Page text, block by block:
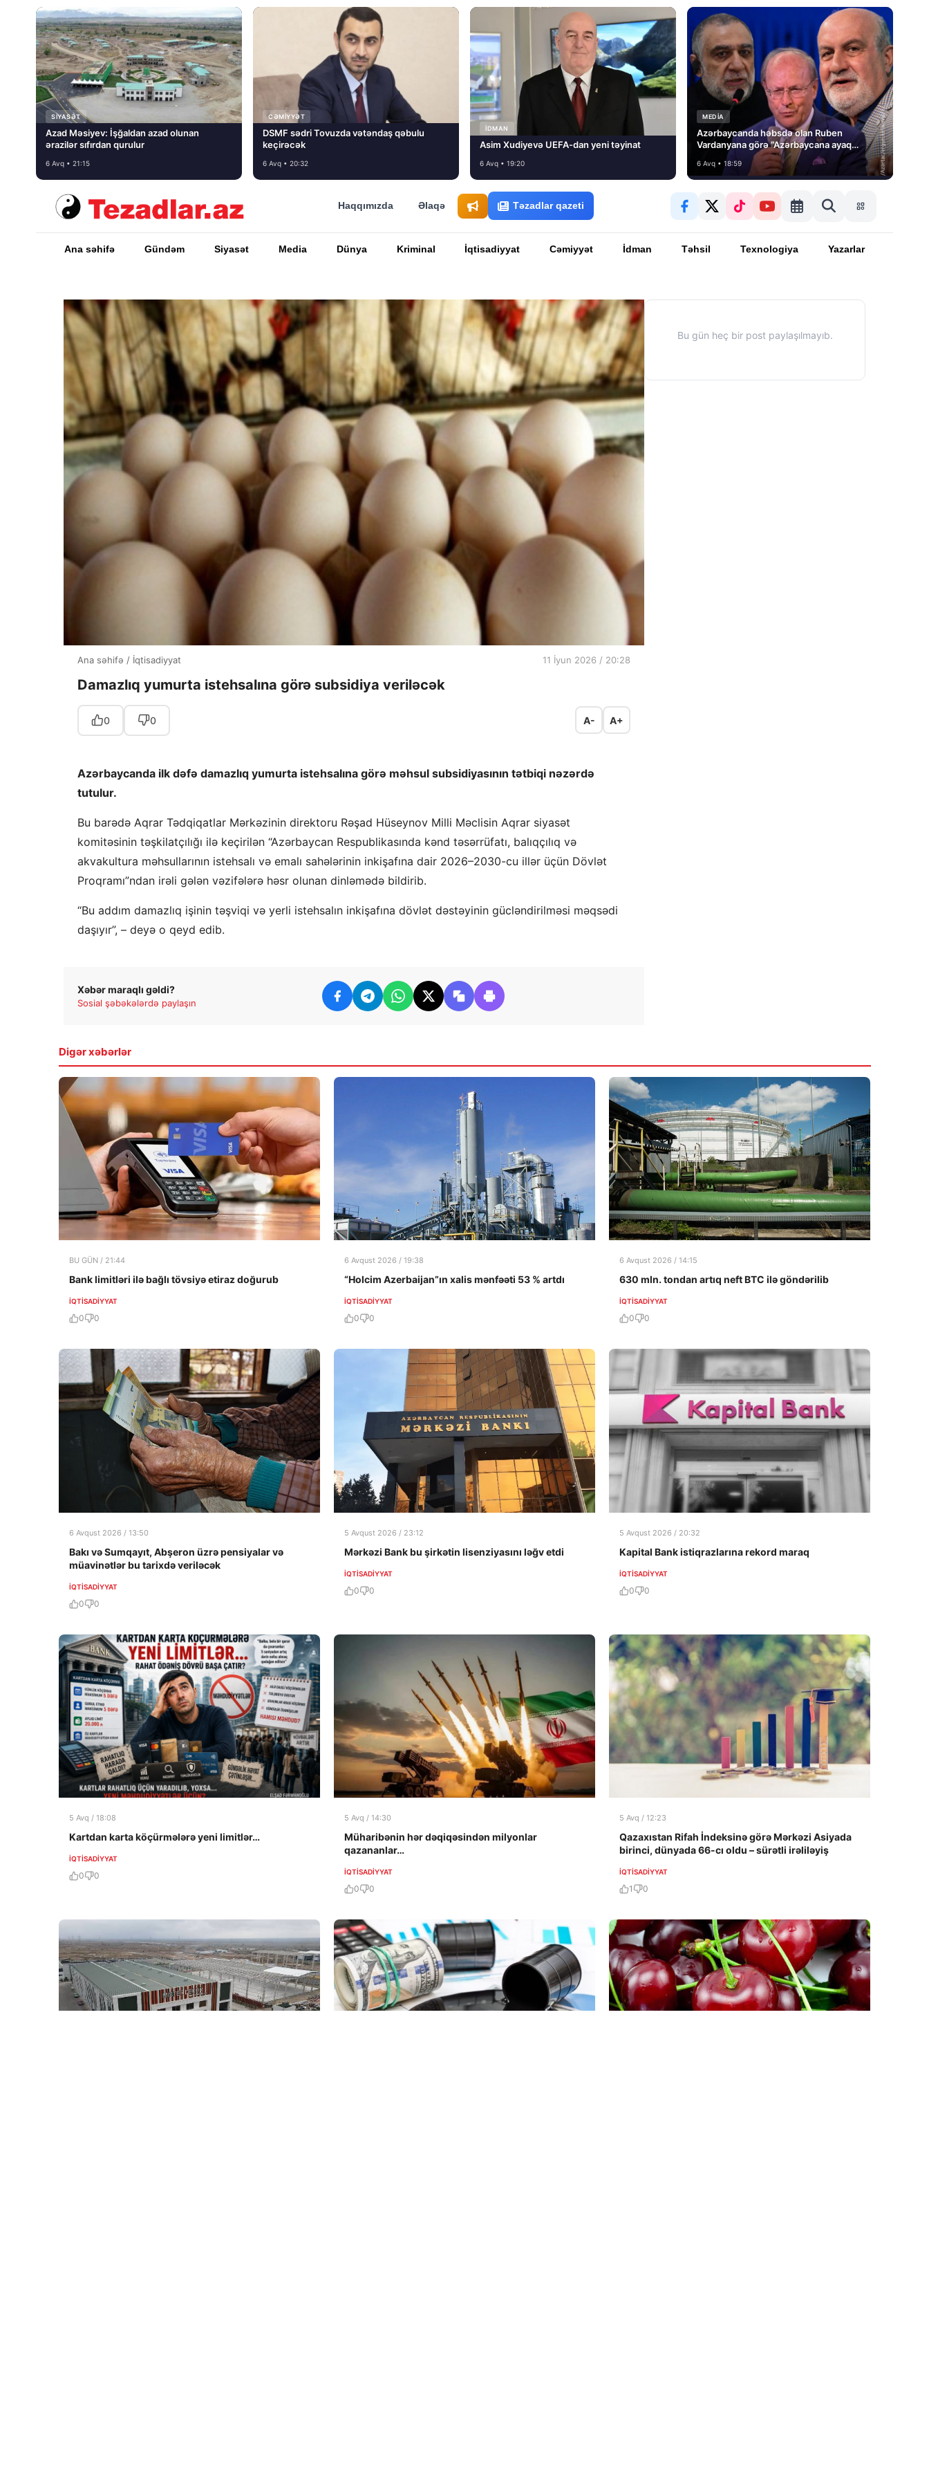
SIYASƏT
Azad Məsiyev: İşğaldan azad olunan
ərazilər sıfırdan qurulur
6 Avq • 21:15
CƏMIYYƏT
DSMF sədri Tovuzda vətəndaş qəbulu
keçirəcək
6 Avq • 20:32
İDMAN
Asim Xudiyevə UEFA-dan yeni təyinat
6 Avq • 19:20
MEDİA
Azərbaycanda həbsdə olan Ruben
Vardanyana görə “Azərbaycana ayaq
basmayacağını” dedi və…
6 Avq • 18:59
Haqqımızda Əlaqə Təzadlar qazeti
Ana səhifə Gündəm Siyasət Media Dünya Kriminal İqtisadiyyat Cəmiyyət İdman Təhsil Texnologiya Yazarlar
Ana səhifə / İqtisadiyyat 11 İyun 2026 / 20:28
Damazlıq yumurta istehsalına görə subsidiya veriləcək
0 0 A- A+
Azərbaycanda ilk dəfə damazlıq yumurta istehsalına görə məhsul subsidiyasının tətbiqi nəzərdə
tutulur.
Bu barədə Aqrar Tədqiqatlar Mərkəzinin direktoru Rəşad Hüseynov Milli Məclisin Aqrar siyasət
komitəsinin təşkilatçılığı ilə keçirilən “Azərbaycan Respublikasında kənd təsərrüfatı, balıqçılıq və
akvakultura məhsullarının istehsalı və emalı sahələrinin inkişafına dair 2026–2030-cu illər üçün Dövlət
Proqramı”ndan irəli gələn vəzifələrə həsr olunan dinləmədə bildirib.
“Bu addım damazlıq işinin təşviqi və yerli istehsalın inkişafına dövlət dəstəyinin gücləndirilməsi məqsədi
daşıyır”, – deyə o qeyd edib.
Xəbər maraqlı gəldi?
Sosial şəbəkələrdə paylaşın
Bu gün heç bir post paylaşılmayıb.
Digər xəbərlər
BU GÜN / 21:44
Bank limitləri ilə bağlı tövsiyə etiraz doğurub
İQTISADIYYAT
0 0
6 Avqust 2026 / 19:38
“Holcim Azerbaijan”ın xalis mənfəəti 53 % artdı
İQTISADIYYAT
0 0
6 Avqust 2026 / 14:15
630 mln. tondan artıq neft BTC ilə göndərilib
İQTISADIYYAT
0 0
6 Avqust 2026 / 13:50
Bakı və Sumqayıt, Abşeron üzrə pensiyalar və
müavinətlər bu tarixdə veriləcək
İQTISADIYYAT
0 0
5 Avqust 2026 / 23:12
Mərkəzi Bank bu şirkətin lisenziyasını ləğv etdi
İQTISADIYYAT
0 0
5 Avqust 2026 / 20:32
Kapital Bank istiqrazlarına rekord maraq
İQTISADIYYAT
0 0
5 Avq / 18:08
Kartdan karta köçürmələrə yeni limitlər…
İQTISADIYYAT
0 0
5 Avq / 14:30
Müharibənin hər dəqiqəsindən milyonlar
qazananlar…
İQTISADIYYAT
0 0
5 Avq / 12:23
Qazaxıstan Rifah İndeksinə görə Mərkəzi Asiyada
birinci, dünyada 66-cı oldu – sürətli irəliləyiş
İQTISADIYYAT
1 0